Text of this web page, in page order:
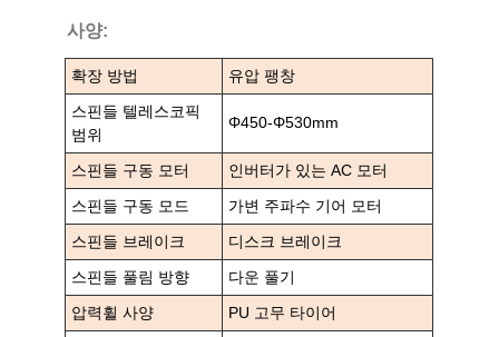
사양:
확장 방법
유압 팽창
스핀들 텔레스코픽
범위
Φ450-Φ530mm
스핀들 구동 모터
인버터가 있는 AC 모터
스핀들 구동 모드
가변 주파수 기어 모터
스핀들 브레이크
디스크 브레이크
스핀들 풀림 방향
다운 풀기
압력휠 사양
PU 고무 타이어